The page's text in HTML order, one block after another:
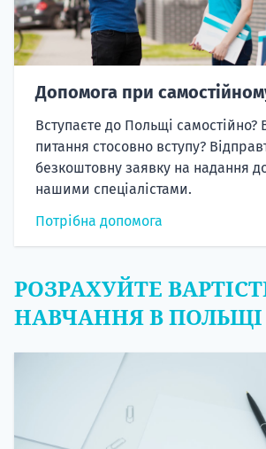
Допомога при
Вступаєте до Польщі самостійно?
питання стосовно вступу?
безкоштовну заявку на надання
нашими спеціалістами.
Потрібна допомога
РОЗРАХУЙТЕ
НАВЧАННЯ В ПОЛЬЩІ